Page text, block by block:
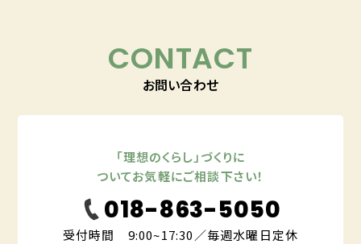
CONTACT
お問い合わせ
「理想のくらし」づくりに
ついてお気軽にご相談下さい！
018-863-5050
受付時間 9:00~17:30／毎週水曜日定休